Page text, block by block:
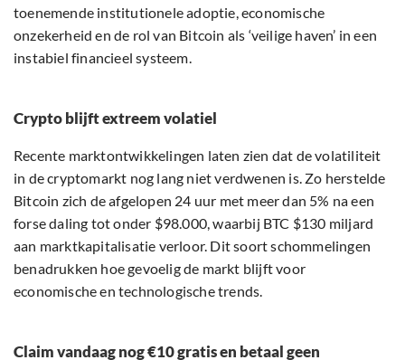
toenemende institutionele adoptie, economische
onzekerheid en de rol van Bitcoin als ‘veilige haven’ in een
instabiel financieel systeem.
Crypto blijft extreem volatiel
Recente marktontwikkelingen laten zien dat de volatiliteit
in de cryptomarkt nog lang niet verdwenen is. Zo herstelde
Bitcoin zich de afgelopen 24 uur met meer dan 5% na een
forse daling tot onder $98.000, waarbij BTC $130 miljard
aan marktkapitalisatie verloor. Dit soort schommelingen
benadrukken hoe gevoelig de markt blijft voor
economische en technologische trends.
Claim vandaag nog €10 gratis en betaal geen